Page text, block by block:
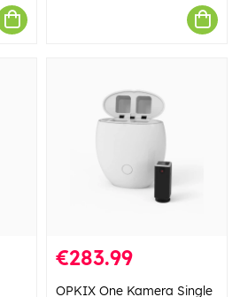
€283.99
OPKIX One Kamera Single